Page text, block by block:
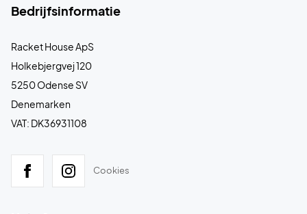
Bedrijfsinformatie
Racket House ApS
Holkebjergvej 120
5250 Odense SV
Denemarken
VAT: DK36931108
Cookies